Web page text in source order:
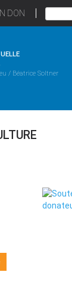
DON
/ Béatrice Soltner